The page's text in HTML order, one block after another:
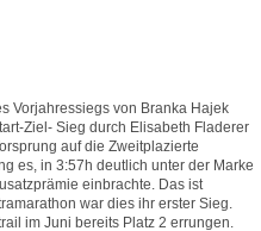
Vorjahressiegs von Branka Hajek
Ziel- Sieg durch Elisabeth Fladerer
auf die Zweitplazierte
es, in 3:57h deutlich unter der Marke
einbrachte. Das ist
war dies ihr erster Sieg.
im Juni bereits Platz 2 errungen.